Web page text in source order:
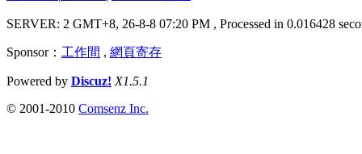
SERVER: 2 GMT+8, 26-8-8 07:20 PM , Processed in 0.016428
Sponsor： 工作間 , 網頁寄存
Powered by Discuz! X1.5.1
© 2001-2010 Comsenz Inc.